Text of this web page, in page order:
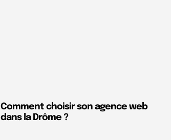
Comment choisir son agence web
dans la Drôme ?